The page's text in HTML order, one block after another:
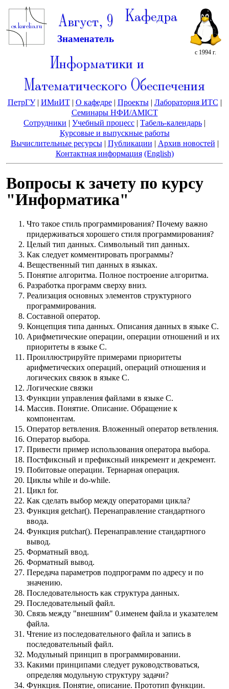
Август, 9
Знаменатель
с 1994 г.
Кафедра
Информатики и
Математического Обеспечения
ПетрГУ| ИМиИТ| О кафедре| Проекты| Лаборатория ИТС |
Семинары НФИ/AMICT
Сотрудники | Учебный процесс | Табель-календарь |
Курсовые и выпускные работы
Вычислительные ресурсы| Публикации | Архив новостей |
Контактная информация (English)
Вопросы к зачету по курсу
"Информатика"
Что такое стиль программирования? Почему важно
придерживаться хорошего стиля программирования?
Целый тип данных. Символьный тип данных.
Как следует комментировать программы?
Вещественный тип данных в языках.
Понятие алгоритма. Полное построение алгоритма.
Разработка программ сверху вниз.
Реализация основных элементов структурного
программирования.
Составной оператор.
Концепция типа данных. Описания данных в языке С.
Арифметические операции, операции отношений и их
приоритеты в языке С.
Проиллюстрируйте примерами приоритеты
арифметических операций, операций отношения и
логических связок в языке С.
Логические связки
Функции управления файлами в языке С.
Массив. Понятие. Описание. Обращение к
компонентам.
Оператор ветвления. Вложенный оператор ветвления.
Оператор выбора.
Привести пример использования оператора выбора.
Постфиксный и префиксный инкремент и декремент.
Побитовые операции. Тернарная операция.
Циклы while и do-while.
Цикл for.
Как сделать выбор между операторами цикла?
Функция getchar(). Перенаправление стандартного
ввода.
Функция putchar(). Перенаправление стандартного
вывод.
Форматный ввод.
Форматный вывод.
Передача параметров подпрограмм по адресу и по
значению.
Последовательность как структура данных.
Последовательный файл.
Связь между "внешним" 0.именем файла и указателем
файла.
Чтение из последовательного файла и запись в
последовательный файл.
Модульный принцип в программировании.
Какими принципами следует руководствоваться,
определяя модульную структуру задачи?
Функция. Понятие, описание. Прототип функции.